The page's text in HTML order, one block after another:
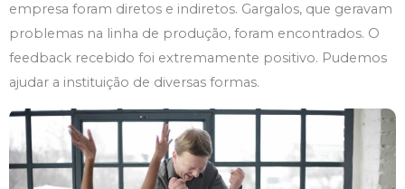
empresa foram diretos e indiretos. Gargalos, que geravam
problemas na linha de produção, foram encontrados. O
feedback recebido foi extremamente positivo. Pudemos
ajudar a instituição de diversas formas.